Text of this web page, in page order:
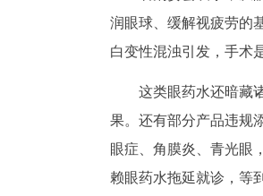
润眼球、缓解视疲劳的
白变性混浊引发，手术
这类眼药水还暗藏
果。还有部分产品违规
眼症、角膜炎、青光眼
赖眼药水拖延就诊，等